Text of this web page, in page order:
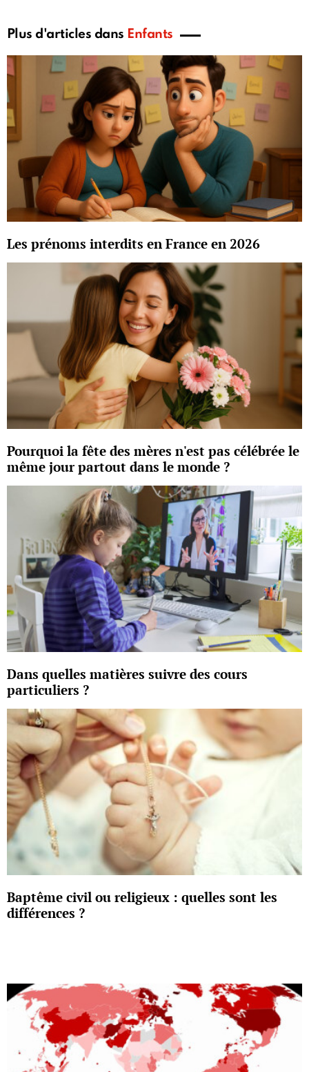
Plus d'articles dans Enfants
Les prénoms interdits en France en 2026
Pourquoi la fête des mères n'est pas célébrée le
même jour partout dans le monde ?
Dans quelles matières suivre des cours
particuliers ?
Baptême civil ou religieux : quelles sont les
différences ?